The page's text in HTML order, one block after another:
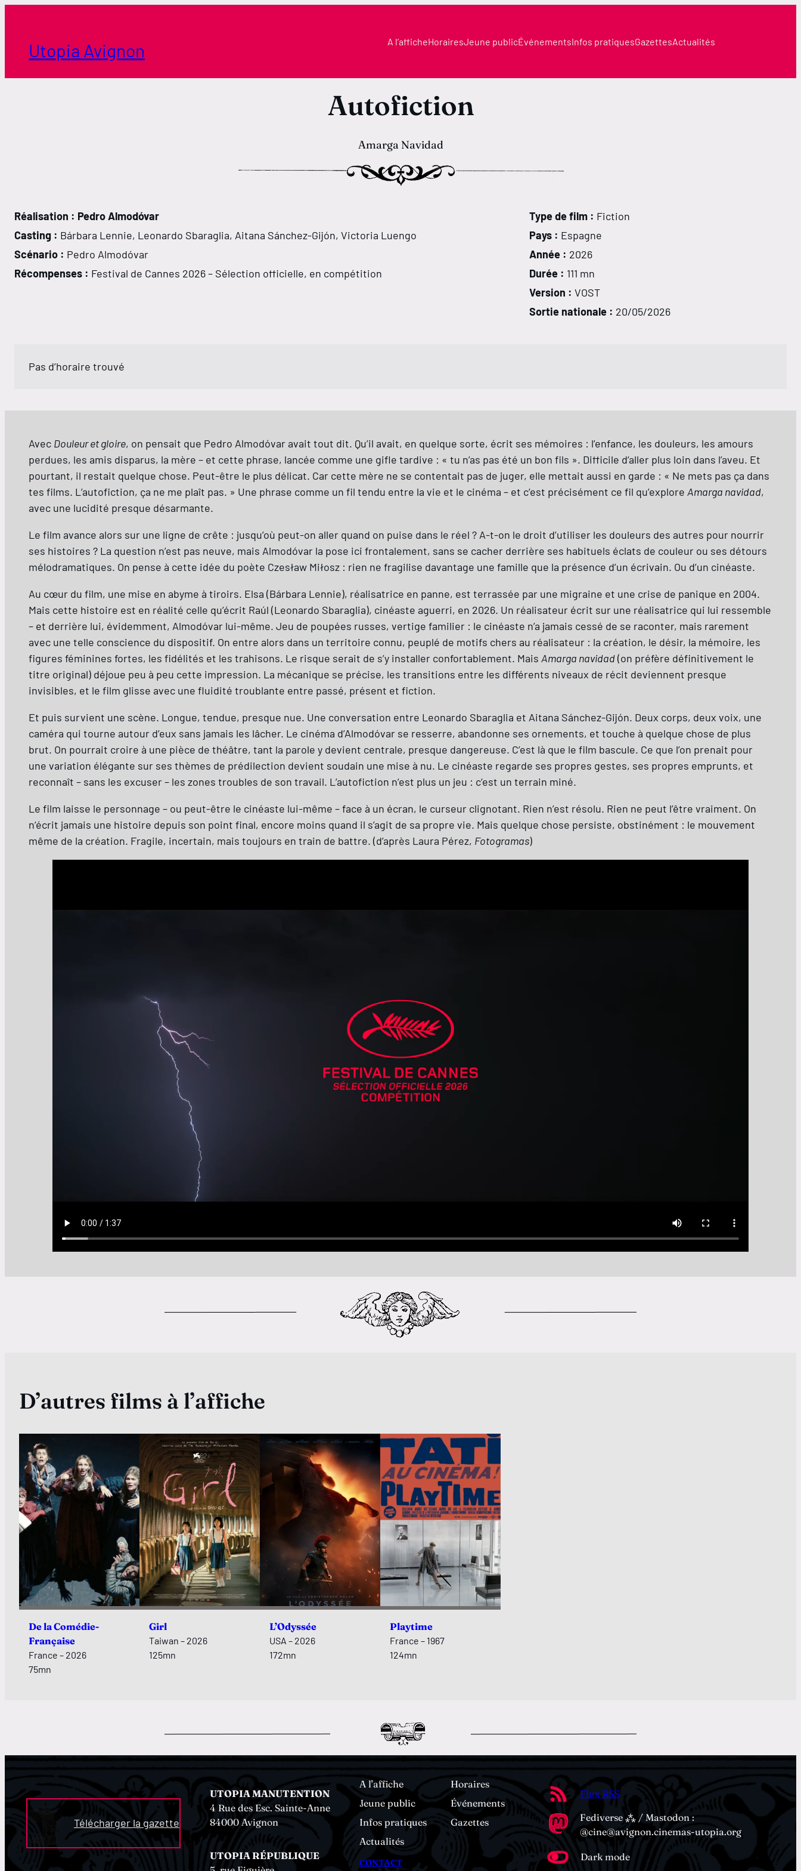
contenuUtopia Avignon A l’afficheHorairesJeune publicÉvénementsInfos pratiquesGazettesActualités
Autofiction
Amarga Navidad
Réalisation : Pedro Almodóvar
Casting : Bárbara Lennie, Leonardo Sbaraglia, Aitana Sánchez-Gijón, Victoria Luengo
Scénario : Pedro Almodóvar
Récompenses : Festival de Cannes 2026 – Sélection officielle, en compétition
Type de film : Fiction
Pays : Espagne
Année : 2026
Durée : 111 mn
Version : VOST
Sortie nationale : 20/05/2026
Pas d’horaire trouvé
Avec Douleur et gloire, on pensait que Pedro Almodóvar avait tout dit. Qu’il avait, en quelque sorte, écrit ses mémoires : l’enfance, les douleurs, les amours
perdues, les amis disparus, la mère – et cette phrase, lancée comme une gifle tardive : « tu n’as pas été un bon fils ». Difficile d’aller plus loin dans l’aveu. Et
pourtant, il restait quelque chose. Peut-être le plus délicat. Car cette mère ne se contentait pas de juger, elle mettait aussi en garde : « Ne mets pas ça dans
tes films. L’autofiction, ça ne me plaît pas. » Une phrase comme un fil tendu entre la vie et le cinéma – et c’est précisément ce fil qu’explore Amarga navidad,
avec une lucidité presque désarmante.
Le film avance alors sur une ligne de crête : jusqu’où peut-on aller quand on puise dans le réel ? A-t-on le droit d’utiliser les douleurs des autres pour nourrir
ses histoires ? La question n’est pas neuve, mais Almodóvar la pose ici frontalement, sans se cacher derrière ses habituels éclats de couleur ou ses détours
mélodramatiques. On pense à cette idée du poète Czesław Miłosz : rien ne fragilise davantage une famille que la présence d’un écrivain. Ou d’un cinéaste.
Au cœur du film, une mise en abyme à tiroirs. Elsa (Bárbara Lennie), réalisatrice en panne, est terrassée par une migraine et une crise de panique en 2004.
Mais cette histoire est en réalité celle qu’écrit Raúl (Leonardo Sbaraglia), cinéaste aguerri, en 2026. Un réalisateur écrit sur une réalisatrice qui lui ressemble
– et derrière lui, évidemment, Almodóvar lui-même. Jeu de poupées russes, vertige familier : le cinéaste n’a jamais cessé de se raconter, mais rarement
avec une telle conscience du dispositif. On entre alors dans un territoire connu, peuplé de motifs chers au réalisateur : la création, le désir, la mémoire, les
figures féminines fortes, les fidélités et les trahisons. Le risque serait de s’y installer confortablement. Mais Amarga navidad(on préfère définitivement le
titre original) déjoue peu à peu cette impression. La mécanique se précise, les transitions entre les différents niveaux de récit deviennent presque
invisibles, et le film glisse avec une fluidité troublante entre passé, présent et fiction.
Et puis survient une scène. Longue, tendue, presque nue. Une conversation entre Leonardo Sbaraglia et Aitana Sánchez-Gijón. Deux corps, deux voix, une
caméra qui tourne autour d’eux sans jamais les lâcher. Le cinéma d’Almodóvar se resserre, abandonne ses ornements, et touche à quelque chose de plus
brut. On pourrait croire à une pièce de théâtre, tant la parole y devient centrale, presque dangereuse. C’est là que le film bascule. Ce que l’on prenait pour
une variation élégante sur ses thèmes de prédilection devient soudain une mise à nu. Le cinéaste regarde ses propres gestes, ses propres emprunts, et
reconnaît – sans les excuser – les zones troubles de son travail. L’autofiction n’est plus un jeu : c’est un terrain miné.
Le film laisse le personnage – ou peut-être le cinéaste lui-même – face à un écran, le curseur clignotant. Rien n’est résolu. Rien ne peut l’être vraiment. On
n’écrit jamais une histoire depuis son point final, encore moins quand il s’agit de sa propre vie. Mais quelque chose persiste, obstinément : le mouvement
même de la création. Fragile, incertain, mais toujours en train de battre. (d’après Laura Pérez, Fotogramas)
D’autres films à l’affiche
De la Comédie-
Française
France – 2026
75mn
Girl
Taiwan – 2026
125mn
L’Odyssée
USA – 2026
172mn
Playtime
France – 1967
124mn
Télécharger la gazette
UTOPIA MANUTENTION
4 Rue des Esc. Sainte-Anne
84000 Avignon
UTOPIA RÉPUBLIQUE
A l’affiche
Horaires
Jeune public
Événements
Infos pratiques
Gazettes
Actualités
CONTACT
Flux RSS
Fediverse ⁂ / Mastodon :
@cine@avignon.cinemas-utopia.org
Dark mode